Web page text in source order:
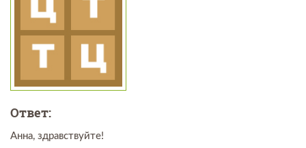
Ответ:
Анна, здравствуйте!